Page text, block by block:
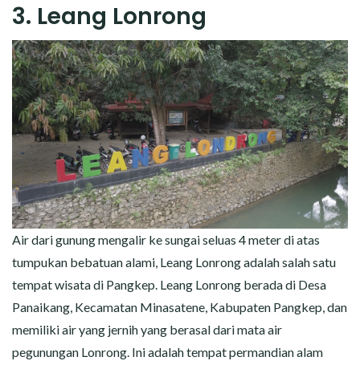
3. Leang Lonrong
Air dari gunung mengalir ke sungai seluas 4 meter di atas
tumpukan bebatuan alami, Leang Lonrong adalah salah satu
tempat wisata di Pangkep. Leang Lonrong berada di Desa
Panaikang, Kecamatan Minasatene, Kabupaten Pangkep, dan
memiliki air yang jernih yang berasal dari mata air
pegunungan Lonrong. Ini adalah tempat permandian alam